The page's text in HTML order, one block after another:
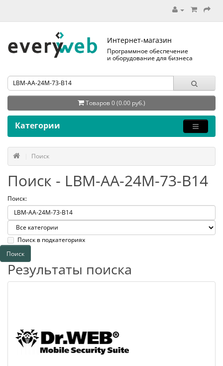
Интернет-магазин
Программное обеспечение
и оборудование для бизнеса
Товаров 0 (0.00 руб.)
Категории
Поиск
Поиск - LBM-AA-24M-73-B14
Поиск:
Поиск в подкатегориях
Результаты поиска